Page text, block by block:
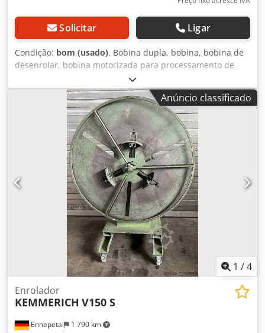
Solicitar Ligar
Condição: bom (usado), Bobina dupla, bobina, bobina de
desenrolar, bobina motorizada para processamento de
chapas, prensa excêntrica, prensa hidráulica, alimentador
automático, bobina motorizada, rolo de enrolamento,
bobina de desenrolar, desenrolador de chapas
Chsdpfshfavuox Aidsa - Fabricante: OBRU, bobina com
ajuste de altura, com acionamento - Diâmetro/largura:
ajustável, veja fotos - Dimensões: 750/730/H1130 mm -
Anúncio classificado
1 /4
Ennepetal 1 790 km
Enrolador
KEMMERICH V150 S